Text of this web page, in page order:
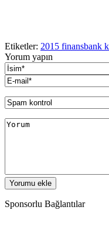
Etiketler: 2015 finansbank
Yorum yapın
Sponsorlu Bağlantılar